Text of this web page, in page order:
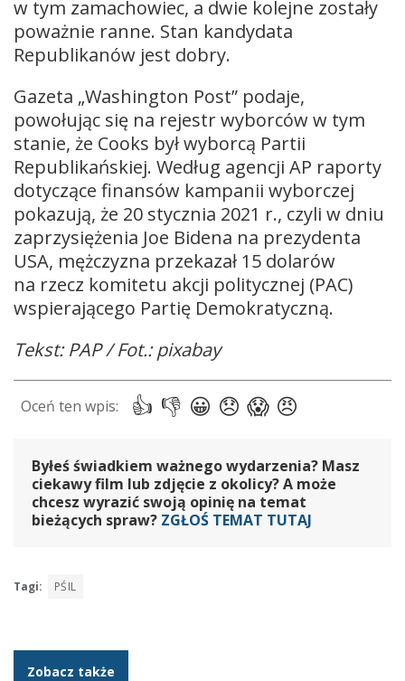
w tym zamachowiec, a dwie kolejne zostały
poważnie ranne. Stan kandydata
Republikanów jest dobry.
Gazeta „Washington Post” podaje,
powołując się na rejestr wyborców w tym
stanie, że Cooks był wyborcą Partii
Republikańskiej. Według agencji AP raporty
dotyczące finansów kampanii wyborczej
pokazują, że 20 stycznia 2021 r., czyli w dniu
zaprzysiężenia Joe Bidena na prezydenta
USA, mężczyzna przekazał 15 dolarów
na rzecz komitetu akcji politycznej (PAC)
wspierającego Partię Demokratyczną.
Tekst: PAP / Fot.: pixabay
Byłeś świadkiem ważnego wydarzenia? Masz
ciekawy film lub zdjęcie z okolicy? A może
chcesz wyrazić swoją opinię na temat
bieżących spraw? ZGŁOŚ TEMAT TUTAJ
Tagi: PŚIL
Zobacz także